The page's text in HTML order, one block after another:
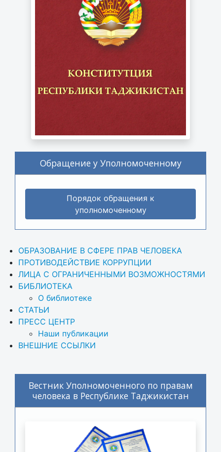
Обращение у Уполномоченному
Порядок обращения к
уполномоченному
ОБРАЗОВАНИЕ В СФЕРЕ ПРАВ ЧЕЛОВЕКА
ПРОТИВОДЕЙСТВИЕ КОРРУПЦИИ
ЛИЦА С ОГРАНИЧЕННЫМИ ВОЗМОЖНОСТЯМИ
БИБЛИОТЕКА
О библиотеке
СТАТЬИ
ПРЕСС ЦЕНТР
Наши публикации
ВНЕШНИЕ ССЫЛКИ
Вестник Уполномоченного по правам
человека в Республике Таджикистан